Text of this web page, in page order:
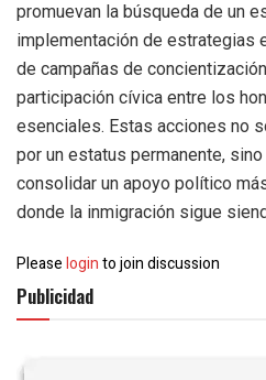
promuevan la búsqueda de un
implementación de estrategias
de campañas de
participación cívica entre los
esenciales. Estas acciones no
por un estatus permanente,
consolidar un apoyo político
donde la inmigración sigue
Pleaseloginto join discussion
Publicidad